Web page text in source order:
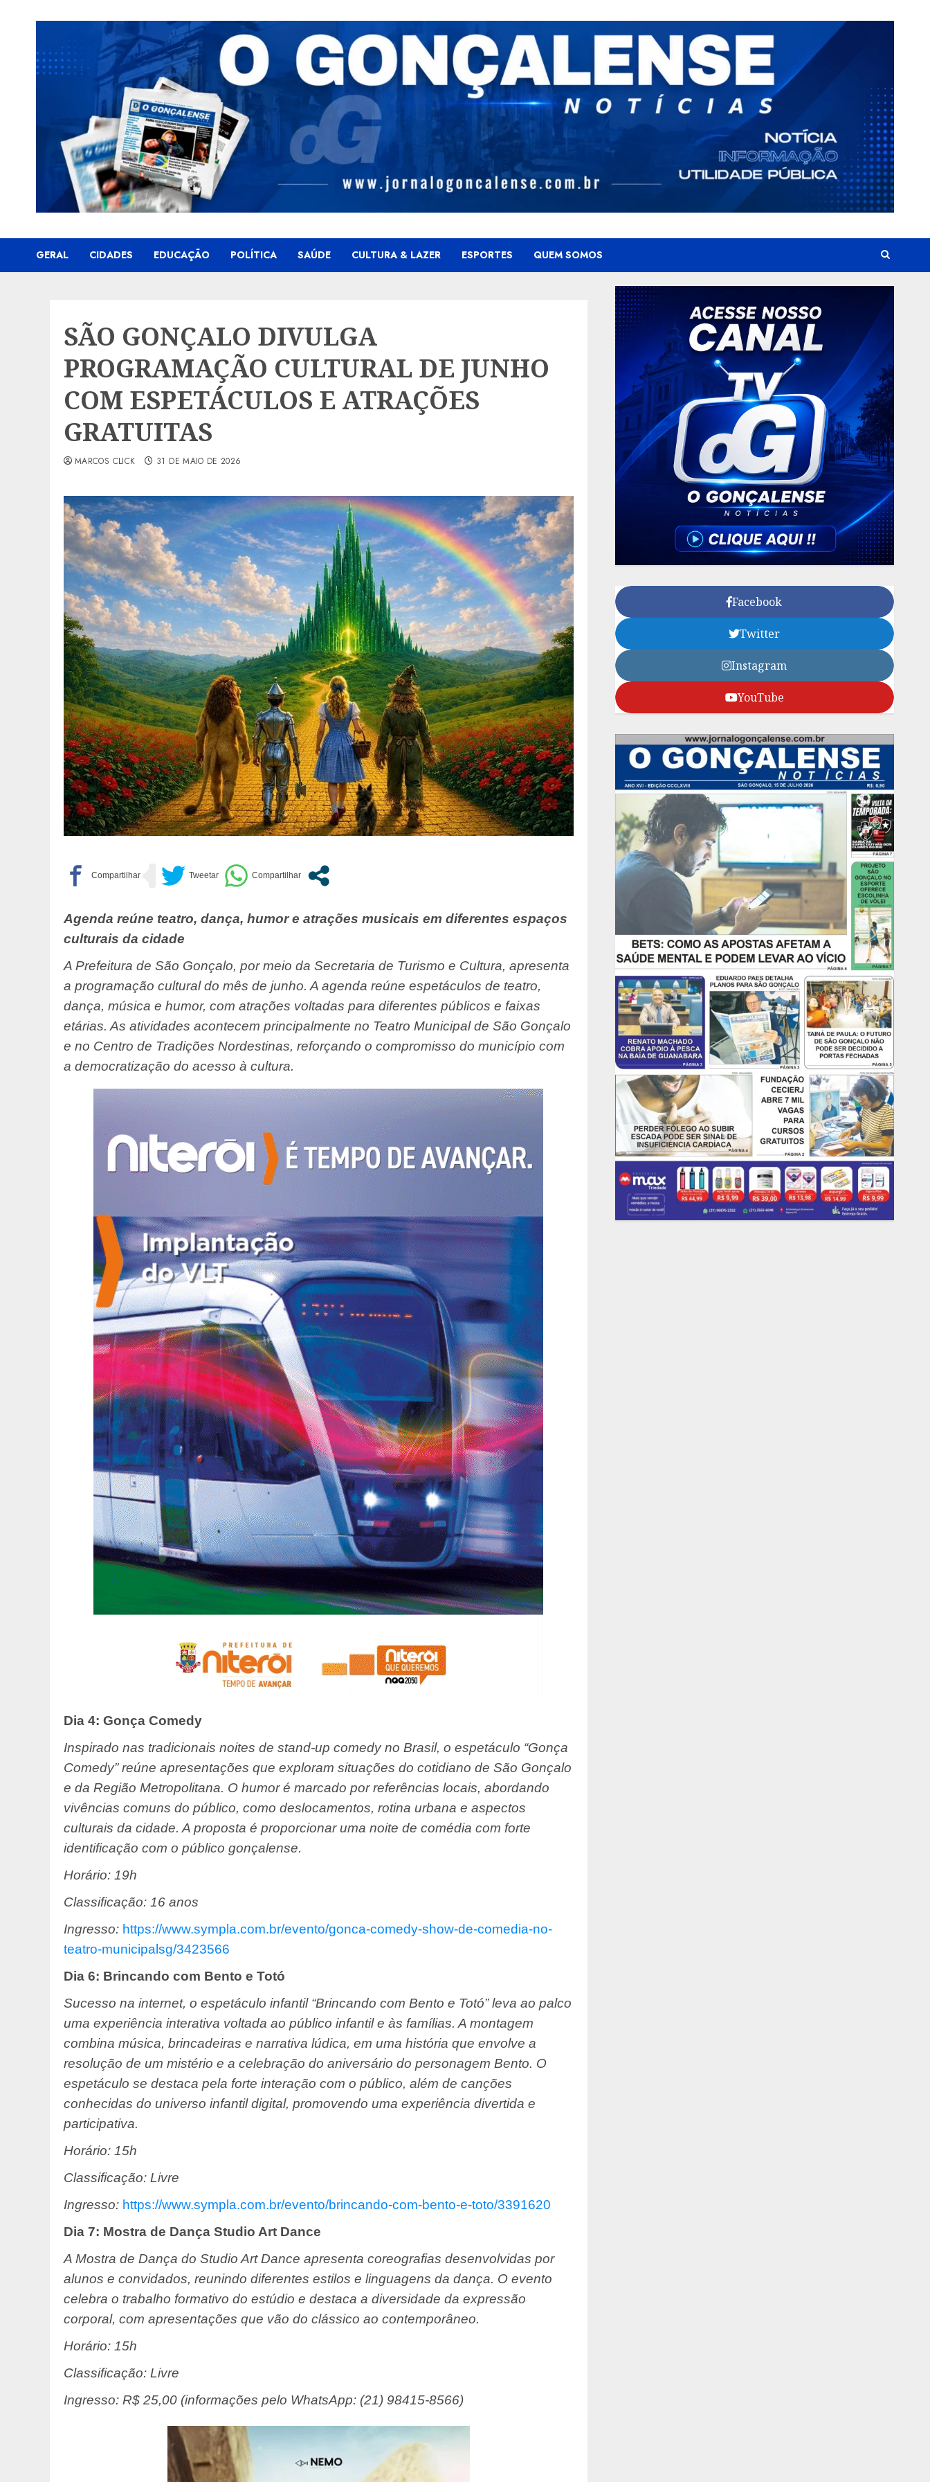
GERAL CIDADES EDUCAÇÃO POLÍTICA SAÚDE CULTURA & LAZER ESPORTES QUEM SOMOS
SÃO GONÇALO DIVULGA
PROGRAMAÇÃO CULTURAL DE JUNHO
COM ESPETÁCULOS E ATRAÇÕES
GRATUITAS
MARCOS CLICK 31 DE MAIO DE 2026
Agenda reúne teatro, dança, humor e atrações musicais em diferentes espaços
culturais da cidade
A Prefeitura de São Gonçalo, por meio da Secretaria de Turismo e Cultura, apresenta
a programação cultural do mês de junho. A agenda reúne espetáculos de teatro,
dança, música e humor, com atrações voltadas para diferentes públicos e faixas
etárias. As atividades acontecem principalmente no Teatro Municipal de São Gonçalo
e no Centro de Tradições Nordestinas, reforçando o compromisso do município com
a democratização do acesso à cultura.
Dia 4: Gonça Comedy
Inspirado nas tradicionais noites de stand-up comedy no Brasil, o espetáculo “Gonça
Comedy” reúne apresentações que exploram situações do cotidiano de São Gonçalo
e da Região Metropolitana. O humor é marcado por referências locais, abordando
vivências comuns do público, como deslocamentos, rotina urbana e aspectos
culturais da cidade. A proposta é proporcionar uma noite de comédia com forte
identificação com o público gonçalense.
Horário: 19h
Classificação: 16 anos
Ingresso: https://www.sympla.com.br/evento/gonca-comedy-show-de-comedia-no-
teatro-municipalsg/3423566
Dia 6: Brincando com Bento e Totó
Sucesso na internet, o espetáculo infantil “Brincando com Bento e Totó” leva ao palco
uma experiência interativa voltada ao público infantil e às famílias. A montagem
combina música, brincadeiras e narrativa lúdica, em uma história que envolve a
resolução de um mistério e a celebração do aniversário do personagem Bento. O
espetáculo se destaca pela forte interação com o público, além de canções
conhecidas do universo infantil digital, promovendo uma experiência divertida e
participativa.
Horário: 15h
Classificação: Livre
Ingresso: https://www.sympla.com.br/evento/brincando-com-bento-e-toto/3391620
Dia 7: Mostra de Dança Studio Art Dance
A Mostra de Dança do Studio Art Dance apresenta coreografias desenvolvidas por
alunos e convidados, reunindo diferentes estilos e linguagens da dança. O evento
celebra o trabalho formativo do estúdio e destaca a diversidade da expressão
corporal, com apresentações que vão do clássico ao contemporâneo.
Horário: 15h
Classificação: Livre
Ingresso: R$ 25,00 (informações pelo WhatsApp: (21) 98415-8566)
Facebook
Twitter
Instagram
YouTube